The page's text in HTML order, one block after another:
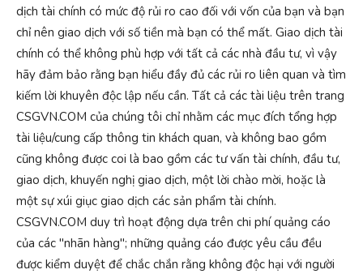
dịch tài chính có mức độ rủi ro cao đối với vốn của bạn và bạn
chỉ nên giao dịch với số tiền mà bạn có thể mất. Giao dịch tài
chính có thể không phù hợp với tất cả các nhà đầu tư, vì vậy
hãy đảm bảo rằng bạn hiểu đầy đủ các rủi ro liên quan và tìm
kiếm lời khuyên độc lập nếu cần. Tất cả các tài liệu trên trang
CSGVN.COM của chúng tôi chỉ nhằm các mục đích tổng hợp
tài liệu/cung cấp thông tin khách quan, và không bao gồm
cũng không được coi là bao gồm các tư vấn tài chính, đầu tư,
giao dịch, khuyến nghị giao dịch, một lời chào mời, hoặc là
một sự xúi giục giao dịch các sản phẩm tài chính.
CSGVN.COM duy trì hoạt động dựa trên chi phí quảng cáo
của các "nhãn hàng"; những quảng cáo được yêu cầu đều
được kiểm duyệt để chắc chắn rằng không độc hại với người